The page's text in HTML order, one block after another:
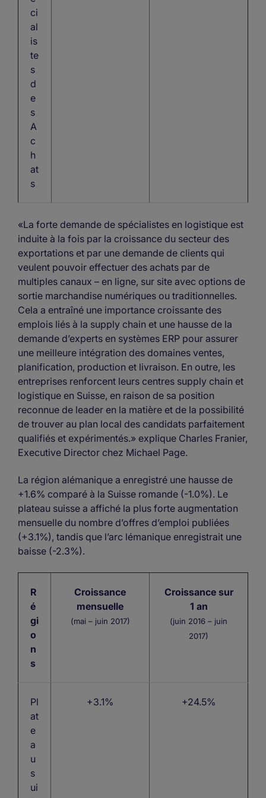
ci
al
is
te
s
d
e
s
A
c
h
at
s
«La forte demande de spécialistes en logistique est
induite à la fois par la croissance du secteur des
exportations et par une demande de clients qui
veulent pouvoir effectuer des achats par de
multiples canaux – en ligne, sur site avec options de
sortie marchandise numériques ou traditionnelles.
Cela a entraîné une importance croissante des
emplois liés à la supply chain et une hausse de la
demande d’experts en systèmes ERP pour assurer
une meilleure intégration des domaines ventes,
planification, production et livraison. En outre, les
entreprises renforcent leurs centres supply chain et
logistique en Suisse, en raison de sa position
reconnue de leader en la matière et de la possibilité
de trouver au plan local des candidats parfaitement
qualifiés et expérimentés.» explique Charles Franier,
Executive Director chez Michael Page.
La région alémanique a enregistré une hausse de
+1.6% comparé à la Suisse romande (-1.0%). Le
plateau suisse a affiché la plus forte augmentation
mensuelle du nombre d’offres d’emploi publiées
(+3.1%), tandis que l’arc lémanique enregistrait une
baisse (-2.3%).
R
é
gi
o
n
s
Croissance
mensuelle
(mai – juin 2017)
Croissance sur
1 an
(juin 2016 – juin
2017)
Pl
at
e
a
u
s
ui
+3.1% +24.5%